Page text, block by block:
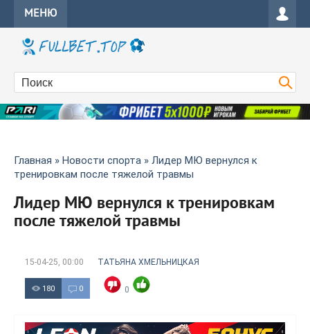
МЕНЮ
Главная » Новости спорта » Лидер МЮ вернулся к
тренировкам после тяжелой травмы
Лидер МЮ вернулся к тренировкам
после тяжелой травмы
15-04-25, 00:00 ТАТЬЯНА ХМЕЛЬНИЦКАЯ
180 0 0